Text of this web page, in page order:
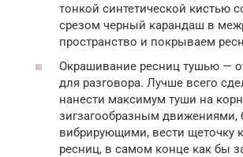
тонкой синтетической кистью
срезом черный карандаш в
пространство и покрываем
Окрашивание ресниц тушью —
для разговора. Лучше всего
нанести максимум туши на
зигзагообразным движениями,
вибрирующими, вести щеточку
ресниц, в самом конце как бы